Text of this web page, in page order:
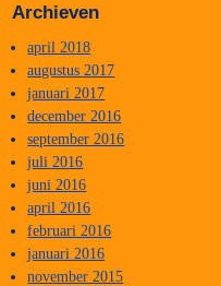
Archieven
april 2018
augustus 2017
januari 2017
december 2016
september 2016
juli 2016
juni 2016
april 2016
februari 2016
januari 2016
november 2015